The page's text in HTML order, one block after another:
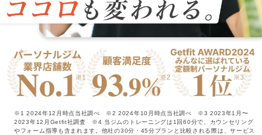
特長
ビフォーアフター
お客さまの声
※1 2024年12月時点当社調べ ※2 2024年10月時点当社調べ
※3 2023年1月〜
2023年12月Getfit社調査
※4 当ジムのトレーニングは1回60分で、カウンセリング
やフォーム指導も含まれます。他社の30分・45分プランと比較される際は、サービス